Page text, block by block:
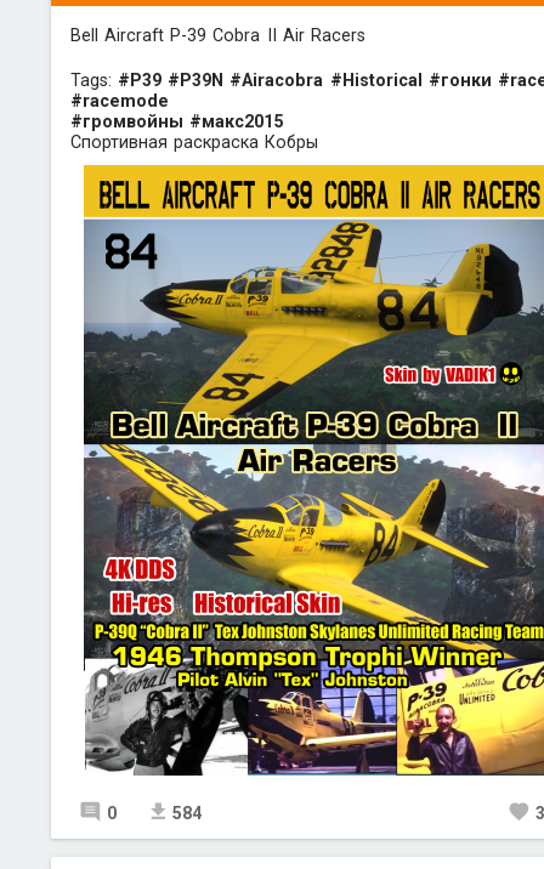
Bell Aircraft P-39 Cobra II Air Racers
Tags: #P39 #P39N #Airacobra #Historical #гонки
#racemode
#громвойны #макс2015
Спортивная раскраска Кобры
0 584